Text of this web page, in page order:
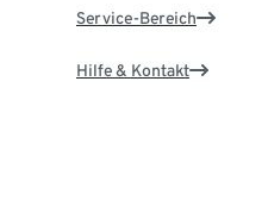
Service-Bereich
Hilfe & Kontakt